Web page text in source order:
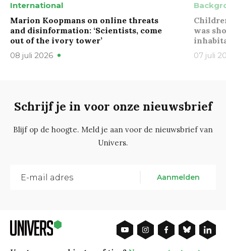
International
Marion Koopmans on online threats
and disinformation: ‘Scientists, come
out of the ivory tower’
08 juli 2026
was
07 juli
Schrijf je in voor onze nieuwsbrief
Blijf op de hoogte. Meld je aan voor de nieuwsbrief van
Univers.
Aanmelden